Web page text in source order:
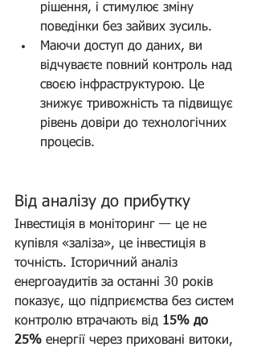
рішення, і стимулює зміну
поведінки без зайвих зусиль.
Маючи доступ до даних, ви
відчуваєте повний контроль над
своєю інфраструктурою. Це
знижує тривожність та підвищує
рівень довіри до технологічних
процесів.
Від аналізу до прибутку
Інвестиція в моніторинг — це не
купівля «заліза», це інвестиція в
точність. Історичний аналіз
енергоаудитів за останні 30 років
показує, що підприємства без систем
контролю втрачають від 15% до
25% енергії через приховані витоки,